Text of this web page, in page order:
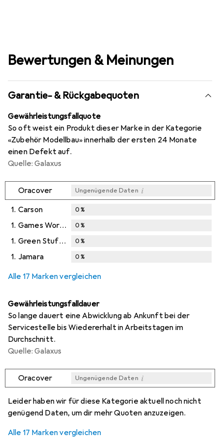
Bewertungen & Meinungen
Garantie- & Rückgabequoten
Gewährleistungsfallquote
So oft weist ein Produkt dieser Marke in der Kategorie
«Zubehör Modellbau» innerhalb der ersten 24 Monate
einen Defekt auf.
Quelle: Galaxus
Oracover Ungenügende Daten i
1. Carson 0%
1. Games Workshop 0%
1. Green Stuff World 0%
1. Jamara 0%
Alle 17 Marken vergleichen
Gewährleistungsfalldauer
So lange dauert eine Abwicklung ab Ankunft bei der
Servicestelle bis Wiedererhalt in Arbeitstagen im
Durchschnitt.
Quelle: Galaxus
Oracover Ungenügende Daten i
Leider haben wir für diese Kategorie aktuell noch nicht
genügend Daten, um dir mehr Quoten anzuzeigen.
Alle 17 Marken vergleichen